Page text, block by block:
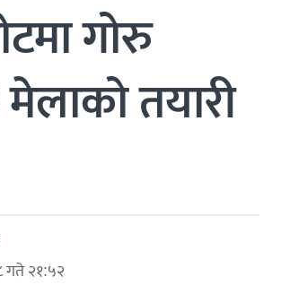
गोरु
तयारी
गते २१:५२